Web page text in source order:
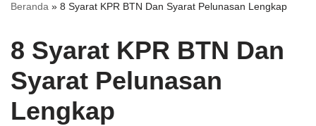
Beranda » 8 Syarat KPR BTN Dan Syarat Pelunasan Lengkap
8 Syarat KPR BTN Dan
Syarat Pelunasan
Lengkap